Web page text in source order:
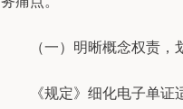
（一）明晰概念权责，
《规定》细化电子单证适